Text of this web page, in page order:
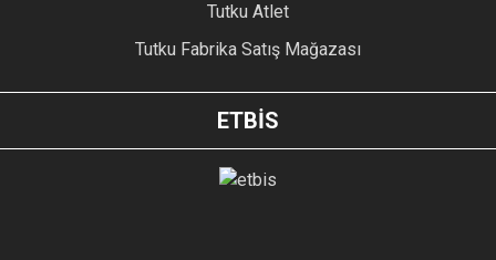
Tutku Atlet
Tutku Fabrika Satış Mağazası
ETBİS